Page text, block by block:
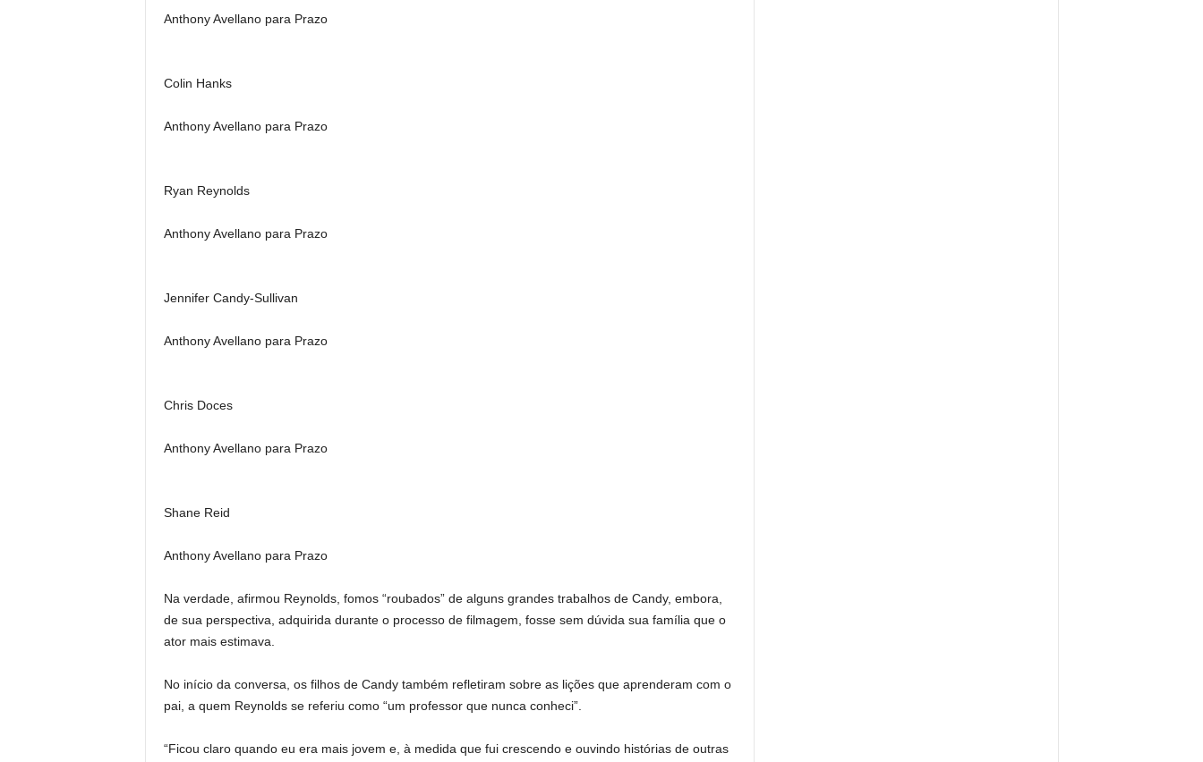
Anthony Avellano para Prazo
Colin Hanks
Anthony Avellano para Prazo
Ryan Reynolds
Anthony Avellano para Prazo
Jennifer Candy-Sullivan
Anthony Avellano para Prazo
Chris Doces
Anthony Avellano para Prazo
Shane Reid
Anthony Avellano para Prazo
Na verdade, afirmou Reynolds, fomos “roubados” de alguns grandes trabalhos de Candy, embora,
de sua perspectiva, adquirida durante o processo de filmagem, fosse sem dúvida sua família que o
ator mais estimava.
No início da conversa, os filhos de Candy também refletiram sobre as lições que aprenderam com o
pai, a quem Reynolds se referiu como “um professor que nunca conheci”.
“Ficou claro quando eu era mais jovem e, à medida que fui crescendo e ouvindo histórias de outras